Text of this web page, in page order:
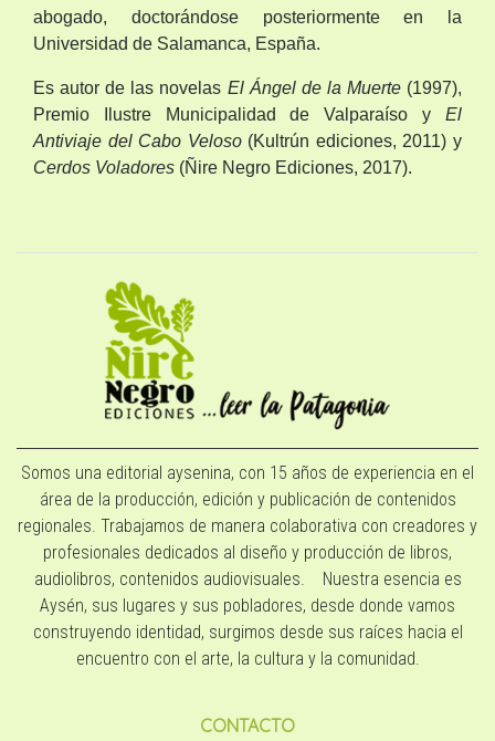
abogado, doctorándose posteriormente en la
Universidad de Salamanca, España.
Es autor de las novelas El Ángel de la Muerte (1997),
Premio Ilustre Municipalidad de Valparaíso y El
Antiviaje del Cabo Veloso (Kultrún ediciones, 2011) y
Cerdos Voladores (Ñire Negro Ediciones, 2017).
Somos una editorial aysenina, con 15 años de experiencia en el
área de la producción, edición y publicación de contenidos
regionales. Trabajamos de manera colaborativa con creadores y
profesionales dedicados al diseño y producción de libros,
audiolibros, contenidos audiovisuales. Nuestra esencia es
Aysén, sus lugares y sus pobladores, desde donde vamos
construyendo identidad, surgimos desde sus raíces hacia el
encuentro con el arte, la cultura y la comunidad.
CONTACTO